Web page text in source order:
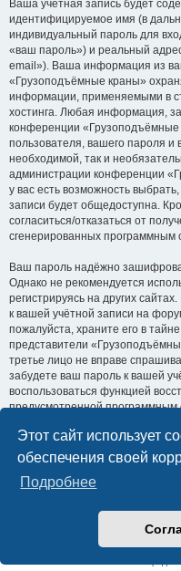
Этот сайт использует
обеспечения своей
Подробнее
Ваша учётная запись будет
идентифицируемое имя (в
индивидуальный пароль для
«ваш пароль») и реальный
email»). Ваша информация из
«Грузоподъёмные краны»
информации, применяемыми в
хостинга. Любая информация,
конференции
пользователя, вашего пароля и
необходимой, так и
администрации конференции
у вас есть возможность
записи будет общедоступна.
согласиться/отказаться от
сгенерированных программным
Ваш пароль надёжно
Однако не рекомендуется
регистрируясь на других
к вашей учётной записи на
пожалуйста, храните его в
представители
третье лицо не вправе
забудете ваш пароль к вашей
воспользоваться функцией
предусмотренной
необходимо ввести ваше имя
программное обеспечение
вашей учётной записи.
Создано на основе